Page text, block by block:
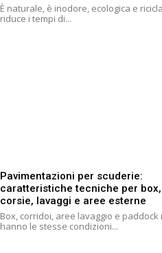
È naturale, è inodore, ecologica e
riduce i tempi di...
Pavimentazioni per scuderie:
caratteristiche tecniche per box,
corsie, lavaggi e aree esterne
Box, corridoi, aree lavaggio e paddock
hanno le stesse condizioni...